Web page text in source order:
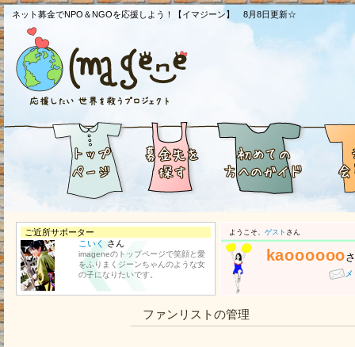
ネット募金でNPO＆NGOを応援しよう！【イマジーン】 8月8日更新☆
ご近所サポーター
こいくさん
imageneのトップページで笑顔と愛
をふりまくジーンちゃんのような女
の子になりたいです。
ようこそ、 ゲスト さん
kaoooooo
ファンリストの管理